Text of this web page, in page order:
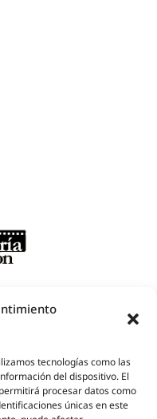
tecnologías como las
del dispositivo. El
procesar datos como
únicas en este
Ana, nº6, 4º, Madrid -
685 89 83 29